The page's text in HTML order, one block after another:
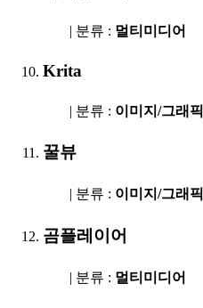
| 분류 : 멀티미디어
Krita
| 분류 : 이미지/그래픽
꿀뷰
| 분류 : 이미지/그래픽
곰플레이어
| 분류 : 멀티미디어